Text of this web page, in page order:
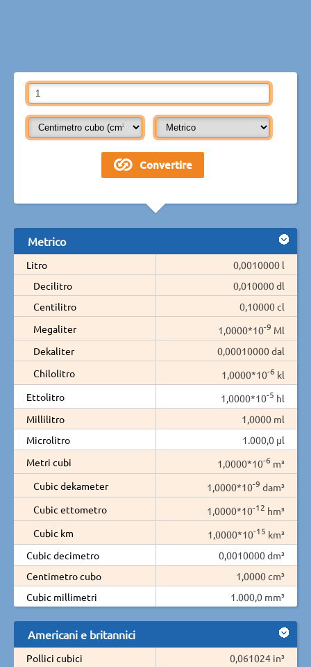
Metrico
Litro
0,0010000 l
Decilitro
0,010000 dl
Centilitro
0,10000 cl
Megaliter
1,0000*10-9 Ml
Dekaliter
0,00010000 dal
Chilolitro
1,0000*10-6 kl
Ettolitro
1,0000*10-5 hl
Millilitro
1,0000 ml
Microlitro
1.000,0 µl
Metri cubi
1,0000*10-6 m³
Cubic dekameter
1,0000*10-9 dam³
Cubic ettometro
1,0000*10-12 hm³
Cubic km
1,0000*10-15 km³
Cubic decimetro
0,0010000 dm³
Centimetro cubo
1,0000 cm³
Cubic millimetri
1.000,0 mm³
Americani e britannici
Pollici cubici
0,061024 in³